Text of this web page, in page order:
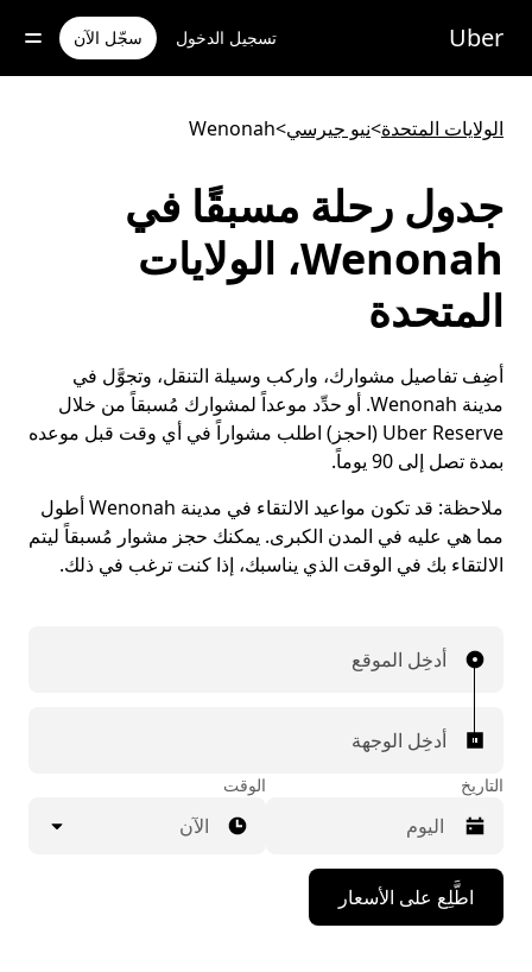
للوصول
المحتوى
Uber تسجيل الدخول سجّل الآن
الولايات المتحدة>نيو جيرسي>
Wenonah
جدول رحلة مسبقًا في
Wenonah، الولايات
المتحدة
أضِف تفاصيل مشوارك، واركب وسيلة التنقل، وتجوَّل في
مدينة Wenonah. أو حدِّد موعداً لمشوارك مُسبقاً من خلال
Uber Reserve (احجز) اطلب مشواراً في أي وقت قبل موعده
بمدة تصل إلى 90 يوماً.
ملاحظة:
قد تكون مواعيد الالتقاء في مدينة Wenonah أطول
مما هي عليه في المدن الكبرى. يمكنك حجز مشوار مُسبقاً ليتم
الالتقاء بك في الوقت الذي يناسبك، إذا كنت ترغب في ذلك.
أدخِل الموقع
أدخِل الوجهة
التاريخ
اضغط
على
مفتاح
الوقت
الآن
اطَّلِع على الأسعار